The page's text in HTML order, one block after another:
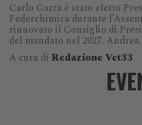
Carlo Gazza è stato eletto
Federchimica durante
rinnovato il Consiglio di
del mandato nel 2027.
A cura di Redazione Vet33